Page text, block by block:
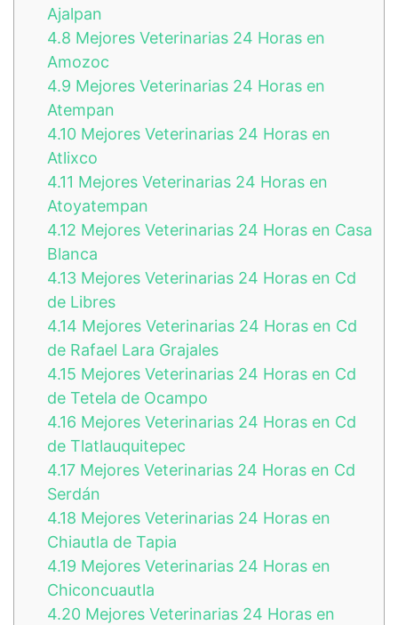
Ajalpan
4.8 Mejores Veterinarias 24 Horas en
Amozoc
4.9 Mejores Veterinarias 24 Horas en
Atempan
4.10 Mejores Veterinarias 24 Horas en
Atlixco
4.11 Mejores Veterinarias 24 Horas en
Atoyatempan
4.12 Mejores Veterinarias 24 Horas en Casa
Blanca
4.13 Mejores Veterinarias 24 Horas en Cd
de Libres
4.14 Mejores Veterinarias 24 Horas en Cd
de Rafael Lara Grajales
4.15 Mejores Veterinarias 24 Horas en Cd
de Tetela de Ocampo
4.16 Mejores Veterinarias 24 Horas en Cd
de Tlatlauquitepec
4.17 Mejores Veterinarias 24 Horas en Cd
Serdán
4.18 Mejores Veterinarias 24 Horas en
Chiautla de Tapia
4.19 Mejores Veterinarias 24 Horas en
Chiconcuautla
4.20 Mejores Veterinarias 24 Horas en